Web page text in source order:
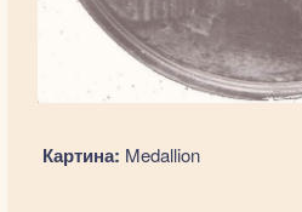
Картина: Medallion